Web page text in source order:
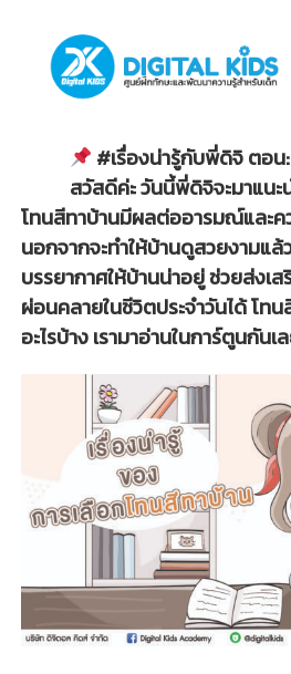
#เรื่องน่ารู้กับพี่ดิจิ ตอน
สวัสดีค่ะ วันนี้พี่ดิจิจะมาแนะน
โทนสีทาบ้านมีผลต่ออารมณ์และ
นอกจากจะทำให้บ้านดูสวยงามแ
บรรยากาศให้บ้านน่าอยู่ ช่วยส่งเ
ผ่อนคลายในชีวิตประจำวันได้ โท
อะไรบ้าง เรามาอ่านในการ์ตูนกันเ